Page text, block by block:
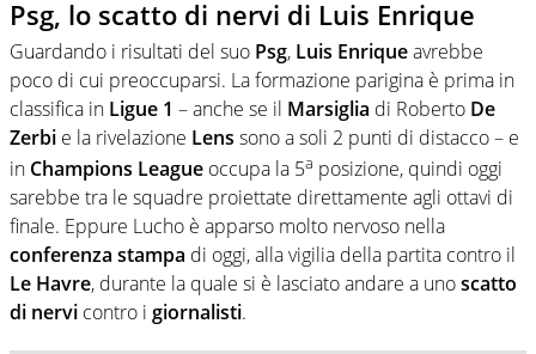
Psg, lo scatto di nervi di Luis Enrique
Guardando i risultati del suo Psg, Luis Enriqueavrebbe
poco di cui preoccuparsi. La formazione parigina è prima in
classifica in Ligue 1 – anche se il Marsiglia di Roberto De
Zerbi e la rivelazione Lens sono a soli 2 punti di distacco – e
in Champions League occupa la 5a posizione, quindi oggi
sarebbe tra le squadre proiettate direttamente agli ottavi di
finale. Eppure Lucho è apparso molto nervoso nella
conferenza stampa di oggi, alla vigilia della partita contro il
Le Havre, durante la quale si è lasciato andare a unoscatto
di nervi contro i giornalisti.